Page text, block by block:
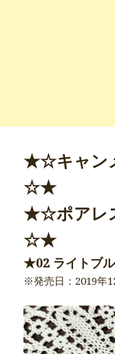
★☆キャン
☆★
★☆ポアレ
☆★
★02 ライトブ
※発売日：2019年